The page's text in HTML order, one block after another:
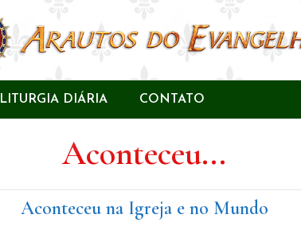
LITURGIA DIÁRIA CONTATO
Aconteceu...
Aconteceu na Igreja e no Mundo